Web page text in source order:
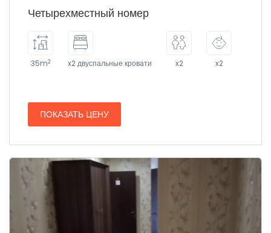
Четырехместный номер
35m2 x2 двуспальные кровати x2 x2
ПОКАЗАТЬ ЦЕНУ